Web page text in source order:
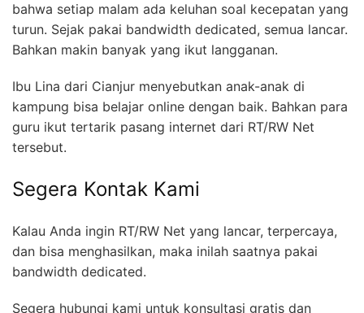
bahwa setiap malam ada keluhan soal kecepatan yang
turun. Sejak pakai bandwidth dedicated, semua lancar.
Bahkan makin banyak yang ikut langganan.
Ibu Lina dari Cianjur menyebutkan anak-anak di
kampung bisa belajar online dengan baik. Bahkan para
guru ikut tertarik pasang internet dari RT/RW Net
tersebut.
Segera Kontak Kami
Kalau Anda ingin RT/RW Net yang lancar, terpercaya,
dan bisa menghasilkan, maka inilah saatnya pakai
bandwidth dedicated.
Segera hubungi kami untuk konsultasi gratis dan